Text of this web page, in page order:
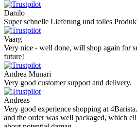
Danilo
Super schnelle Lieferung und tolles
Vaarg
Very nice - well done, will shop again for
future!
Andrea Munari
Very good customer support and delivery.
Andreas
Very good experience shopping at
and the order was well packaged, which